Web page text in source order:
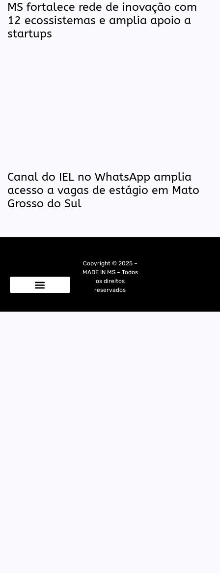
MS fortalece rede de inovação com
12 ecossistemas e amplia apoio a
startups
Canal do IEL no WhatsApp amplia
acesso a vagas de estágio em Mato
Grosso do Sul
Copyright © 2025 –
MADE IN MS – Todos
os direitos
reservados